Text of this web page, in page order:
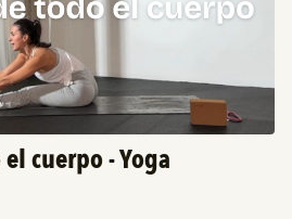
cuerpo - Yoga